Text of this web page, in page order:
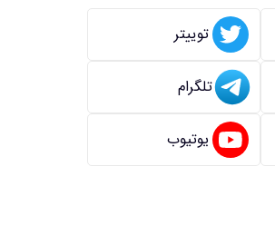
توییتر
تلگرام
یوتیوب